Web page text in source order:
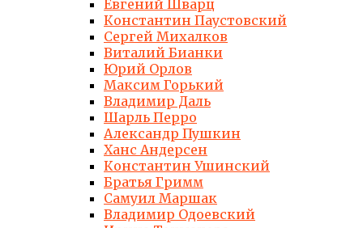
Евгений Шварц
Константин Паустовский
Сергей Михалков
Виталий Бианки
Юрий Орлов
Максим Горький
Владимир Даль
Шарль Перро
Александр Пушкин
Ханс Андерсен
Константин Ушинский
Братья Гримм
Самуил Маршак
Владимир Одоевский